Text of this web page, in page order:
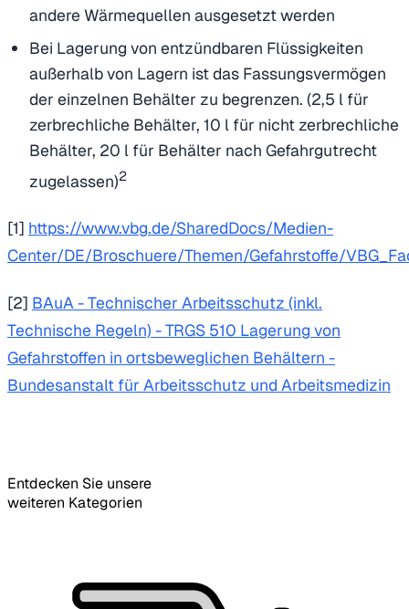
andere Wärmequellen ausgesetzt werden
Bei Lagerung von entzündbaren Flüssigkeiten
außerhalb von Lagern ist das Fassungsvermögen
der einzelnen Behälter zu begrenzen. (2,5 l für
zerbrechliche Behälter, 10 l für nicht zerbrechliche
Behälter, 20 l für Behälter nach Gefahrgutrecht
zugelassen)2
[1] https://www.vbg.de/SharedDocs/Medien-
Center/DE/Broschuere/Themen/Gefahrstoffe/
[2] BAuA - Technischer Arbeitsschutz (inkl.
Technische Regeln) - TRGS 510 Lagerung von
Gefahrstoffen in ortsbeweglichen Behältern -
Bundesanstalt für Arbeitsschutz und Arbeitsmedizin
Entdecken Sie unsere
weiteren Kategorien